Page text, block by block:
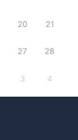
20 21
27 28
3 4